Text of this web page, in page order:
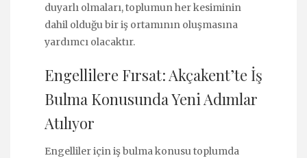
duyarlı olmaları, toplumun her kesiminin
dahil olduğu bir iş ortamının oluşmasına
yardımcı olacaktır.
Engellilere Fırsat: Akçakent’te İş
Bulma Konusunda Yeni Adımlar
Atılıyor
Engelliler için iş bulma konusu toplumda